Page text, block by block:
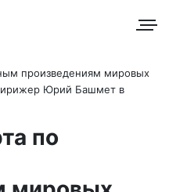
произведениям мировых
Юрий Башмет в
по